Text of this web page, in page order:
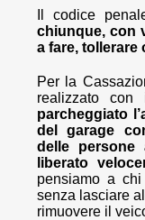
Il codice
chiunque, con
a fare, tollerare
Per la
realizzato
parcheggiato
del garage
delle persone
liberato
pensiamo a
senza lasciare
rimuovere il